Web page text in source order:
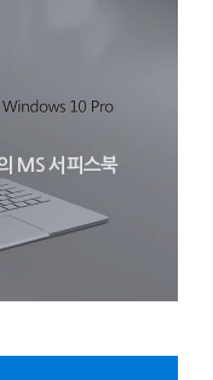
MS 서피스북